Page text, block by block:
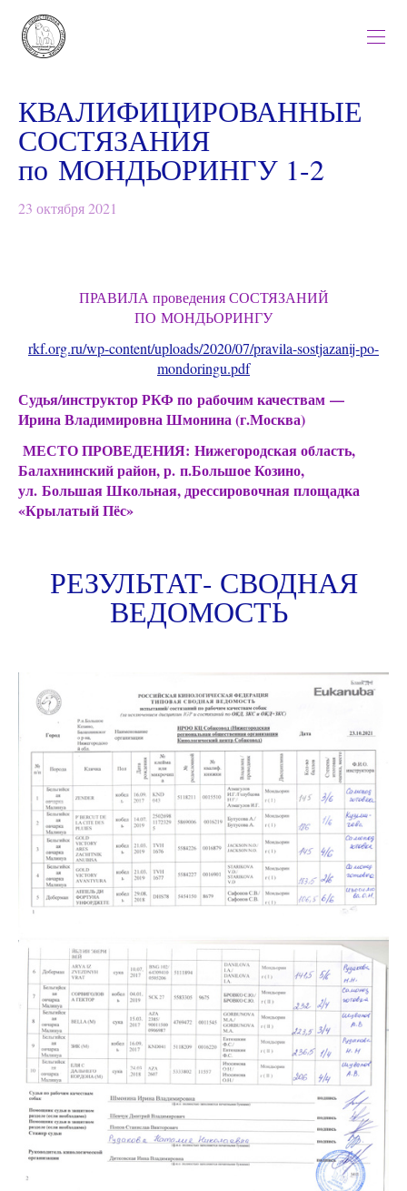
КВАЛИФИЦИРОВАННЫЕ
СОСТЯЗАНИЯ
по МОНДЬОРИНГУ 1-2
23 октября 2021
ПРАВИЛА проведения СОСТЯЗАНИЙ
ПО МОНДЬОРИНГУ
rkf.org.ru/wp-content/uploads/2020/07/pravila-sostjazanij-po-
mondoringu.pdf
Судья/инструктор РКФ по рабочим качествам —
Ирина Владимировна Шмонина (г.Москва)
МЕСТО ПРОВЕДЕНИЯ: Нижегородская область,
Балахнинский район, р. п.Большое Козино,
ул. Большая Школьная, дрессировочная площадка
«Крылатый Пёс»
РЕЗУЛЬТАТ- СВОДНАЯ
ВЕДОМОСТЬ